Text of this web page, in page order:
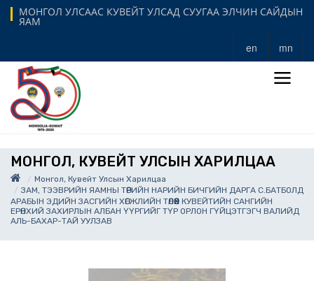
МОНГОЛ УЛСААС КУВЕЙТ УЛСАД СУУГАА ЭЛЧИН САЙДЫН
ЯАМ
en mn
МОНГОЛ, КУВЕЙТ УЛСЫН ХАРИЛЦАА
Монгол, Кувейт Улсын Харилцаа
ЗАМ, ТЭЭВРИЙН ЯАМНЫ ТӨРИЙН НАРИЙН БИЧГИЙН ДАРГА С.БАТБОЛД
АРАБЫН ЭДИЙН ЗАСГИЙН ХӨГЖЛИЙН ТӨЛӨӨХ КУВЕЙТИЙН САНГИЙН
ЕРӨНХИЙ ЗАХИРЛЫН АЛБАН ҮҮРГИЙГ ТҮР ОРЛОН ГҮЙЦЭТГЭГЧ ВАЛИЙД
АЛЬ-БАХАР-ТАЙ УУЛЗАВ